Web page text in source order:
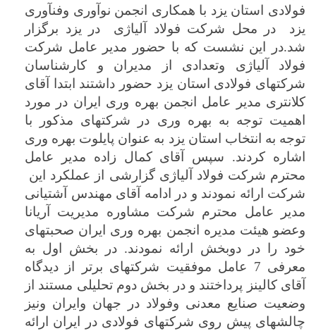
فولادی استان یزد با همکاری انجمن نوآوری وفنآوری
یزد در محل شرکت فولاد آلیاژی در یزد برگزار
شد.در این نشست که با حضور مدیر عامل شرکت
فولاد آلیاژی وتعدادی از مدیران و کارشناسان
شرکتهای فولادی استان یزد حضور داشتند ابتدا آقای
کلانتری مدیر عامل انجمن بهره وری ایران در مورد
اهمیت توجه به بهره وری در شرکتهای مذکور با
توجه به انتخاب استان یزد به عنوان پایلوت بهره وری
اشاره کردند. سپس آقای کمال زاده مدیر عامل
محترم شرکت فولاد آلیاژی گزارشی از عملکرد این
شرکت ارائه نمودند و در ادامه آقای مهندس آشتیانی
مدیر عامل محترم شرکت مشاوره مدیریت آریانا
وعضو هیئت مدیره انجمن بهره وری ایران صحبتهای
خود را در دوبخش ارائه نمودند. در بخش اول به
معرفی 7 عامل موفقیت شرکتهای برتر از دیدگاه
آقای کالینز پرداختند و در بخش دوم تحلیلی مستند از
وضعیت صنایع معدنی وفولاد در جهان وایران ونیز
چالشهای پیش روی شرکتهای فولادی در ایران ارائه